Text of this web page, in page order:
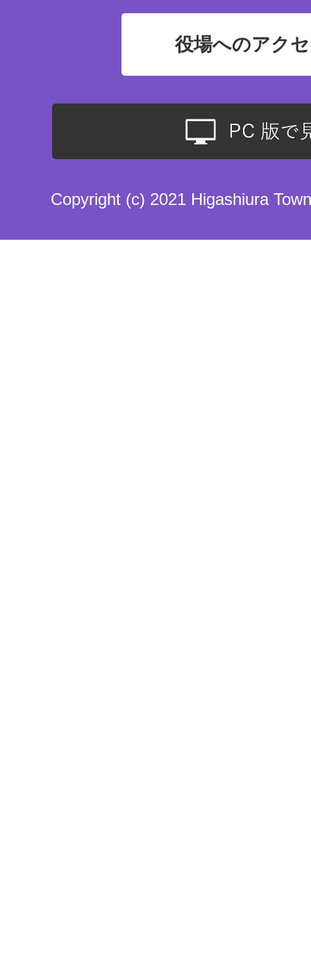
役場へのアク
Copyright (c) 2021 Higashiura